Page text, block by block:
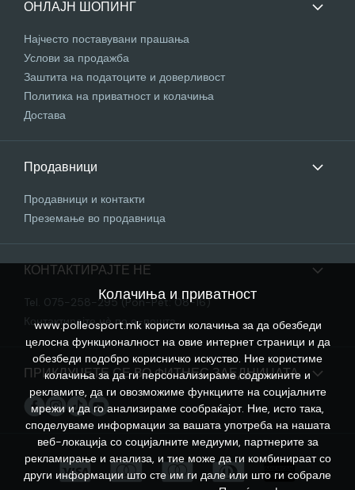
ОНЛАЈН ШОПИНГ
Најчесто поставувани прашања
Услови за продажба
Заштита на податоците и доверливост
Политика на приватност и колачиња
Достава
Продавници
Продавници и контакти
Преземање во продавница
КОНТАКТИРАЈТЕ НЕ
Tel. 075-258-295 (Pon-Pet: 08-16)
Контактирајте нѐ по е-пошта
ПРИКЛУЧЕТЕ СЕ ВО ФИТНЕС ЗАЕДНИЦАТА
Колачиња и приватност
www.polleosport.mk користи колачиња за да обезбеди
целосна функционалност на овие интернет страници и да
обезбеди подобро корисничко искуство. Ние користиме
колачиња за да ги персонализираме содржините и
рекламите, да ги овозможиме функциите на социјалните
мрежи и да го анализираме сообраќајот. Ние, исто така,
споделуваме информации за вашата употреба на нашата
веб-локација со социјалните медиуми, партнерите за
рекламирање и анализа, и тие може да ги комбинираат со
други информации што сте им ги дале или што ги собрале